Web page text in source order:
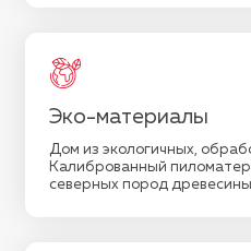
Эко-материалы
Дом из экологичных,
Калиброванный
северных пород древесины.